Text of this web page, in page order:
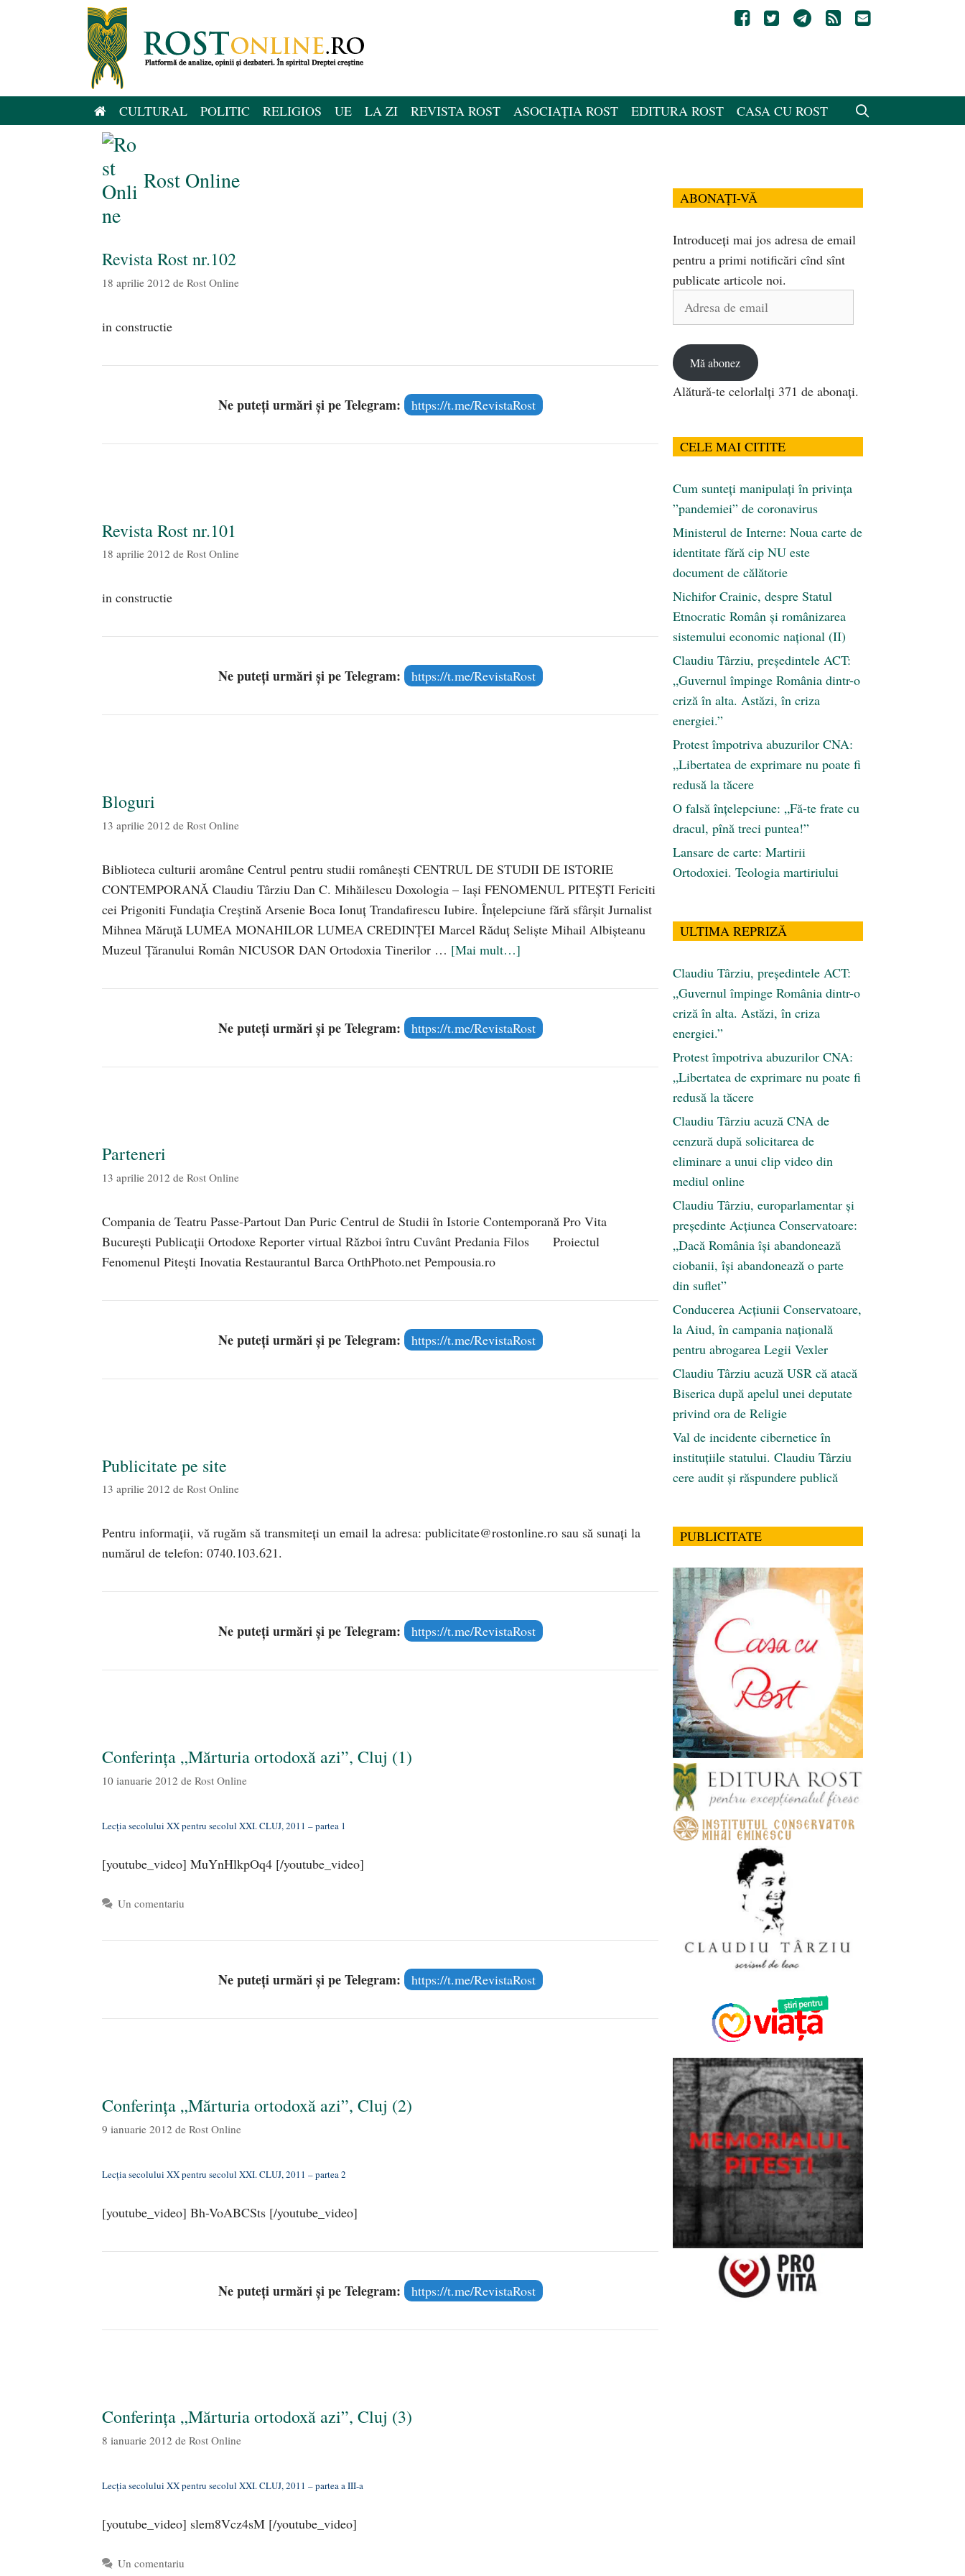
CULTURAL POLITIC RELIGIOS UE LA ZI REVISTA ROST ASOCIAȚIA ROST EDITURA ROST CASA CU ROST
Rost Online
Revista Rost nr.102
18 aprilie 2012 de Rost Online
in constructie
Ne puteți urmări și pe Telegram: https://t.me/RevistaRost
Revista Rost nr.101
18 aprilie 2012 de Rost Online
in constructie
Ne puteți urmări și pe Telegram: https://t.me/RevistaRost
Bloguri
13 aprilie 2012 de Rost Online
Biblioteca culturii aromâne Centrul pentru studii românești CENTRUL DE STUDII DE ISTORIE
CONTEMPORANĂ Claudiu Târziu Dan C. Mihăilescu Doxologia – Iași FENOMENUL PITEȘTI Fericiti
cei Prigoniti Fundaţia Creştină Arsenie Boca Ionuţ Trandafirescu Iubire. Înţelepciune fără sfârşit Jurnalist
Mihnea Măruță LUMEA MONAHILOR LUMEA CREDINȚEI Marcel Răduţ Selişte Mihail Albişteanu
Muzeul Țăranului Român NICUSOR DAN Ortodoxia Tinerilor … [Mai mult…]
Ne puteți urmări și pe Telegram: https://t.me/RevistaRost
Parteneri
13 aprilie 2012 de Rost Online
Compania de Teatru Passe-Partout Dan Puric Centrul de Studii în Istorie Contemporană Pro Vita
București Publicații Ortodoxe Reporter virtual Război întru Cuvânt Predania Filos Proiectul
Fenomenul Pitești Inovatia Restaurantul Barca OrthPhoto.net Pempousia.ro
Ne puteți urmări și pe Telegram: https://t.me/RevistaRost
Publicitate pe site
13 aprilie 2012 de Rost Online
Pentru informații, vă rugăm să transmiteți un email la adresa: publicitate@rostonline.ro sau să sunați la
numărul de telefon: 0740.103.621.
Ne puteți urmări și pe Telegram: https://t.me/RevistaRost
Conferința „Mărturia ortodoxă azi”, Cluj (1)
10 ianuarie 2012 de Rost Online
Lecția secolului XX pentru secolul XXI. CLUJ, 2011 – partea 1
[youtube_video] MuYnHlkpOq4 [/youtube_video]
Un comentariu
Ne puteți urmări și pe Telegram: https://t.me/RevistaRost
Conferința „Mărturia ortodoxă azi”, Cluj (2)
9 ianuarie 2012 de Rost Online
Lecția secolului XX pentru secolul XXI. CLUJ, 2011 – partea 2
[youtube_video] Bh-VoABCSts [/youtube_video]
Ne puteți urmări și pe Telegram: https://t.me/RevistaRost
Conferința „Mărturia ortodoxă azi”, Cluj (3)
8 ianuarie 2012 de Rost Online
Lecția secolului XX pentru secolul XXI. CLUJ, 2011 – partea a III-a
[youtube_video] slem8Vcz4sM [/youtube_video]
Un comentariu
ABONAȚI-VĂ
Introduceți mai jos adresa de email
pentru a primi notificări cînd sînt
publicate articole noi.
Adresa
Mă abonez
Alătură-te celorlalți 371 de abonați.
CELE MAI CITITE
Cum sunteți manipulați în privința
”pandemiei” de coronavirus
Ministerul de Interne: Noua carte de
identitate fără cip NU este
document de călătorie
Nichifor Crainic, despre Statul
Etnocratic Român şi românizarea
sistemului economic naţional (II)
Claudiu Târziu, președintele ACT:
„Guvernul împinge România dintr-o
criză în alta. Astăzi, în criza
energiei.”
Protest împotriva abuzurilor CNA:
„Libertatea de exprimare nu poate fi
redusă la tăcere
O falsă înțelepciune: „Fă-te frate cu
dracul, pînă treci puntea!”
Lansare de carte: Martirii
Ortodoxiei. Teologia martiriului
ULTIMA REPRIZĂ
Claudiu Târziu, președintele ACT:
„Guvernul împinge România dintr-o
criză în alta. Astăzi, în criza
energiei.”
Protest împotriva abuzurilor CNA:
„Libertatea de exprimare nu poate fi
redusă la tăcere
Claudiu Târziu acuză CNA de
cenzură după solicitarea de
eliminare a unui clip video din
mediul online
Claudiu Târziu, europarlamentar și
președinte Acțiunea Conservatoare:
„Dacă România își abandonează
ciobanii, își abandonează o parte
din suflet”
Conducerea Acțiunii Conservatoare,
la Aiud, în campania națională
pentru abrogarea Legii Vexler
Claudiu Târziu acuză USR că atacă
Biserica după apelul unei deputate
privind ora de Religie
Val de incidente cibernetice în
instituțiile statului. Claudiu Târziu
cere audit și răspundere publică
PUBLICITATE